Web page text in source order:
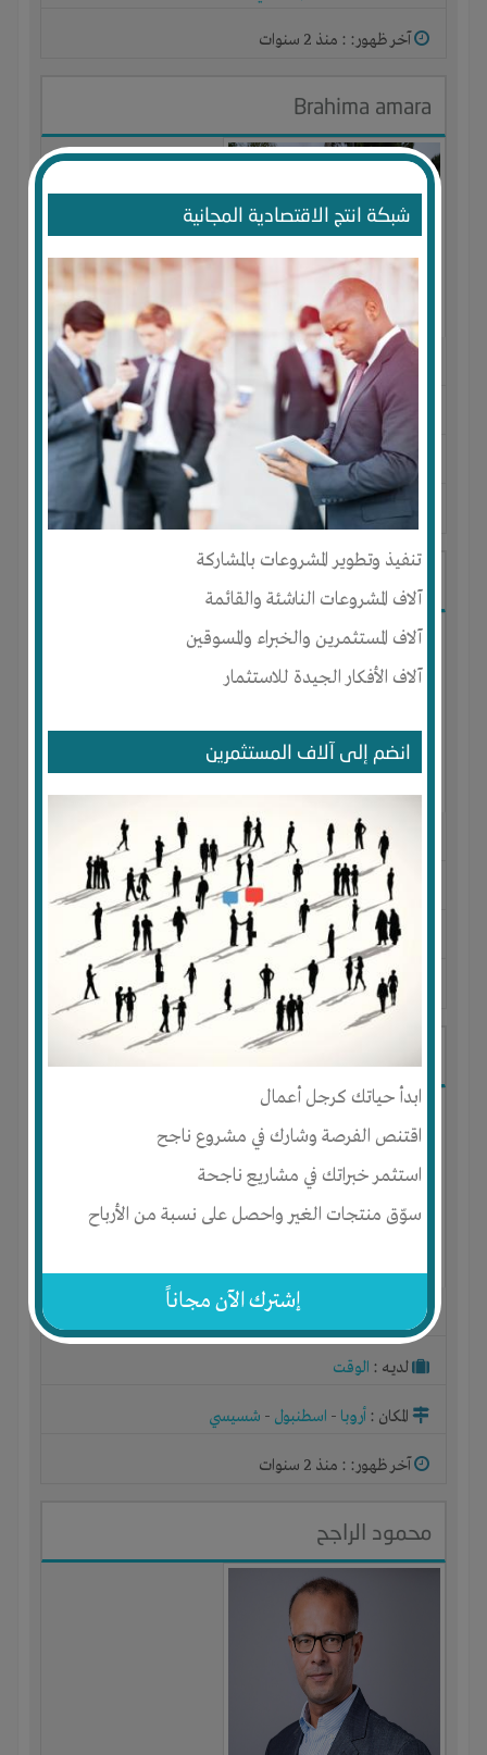
شبكة انتج الاقتصادية المجانية
تنفيذ وتطوير المشروعات بالمشاركة
آلاف المشروعات الناشئة والقائمة
آلاف المستثمرين والخبراء والمسوقين
آلاف الأفكار الجيدة للاستثمار
انضم إلى آلاف المستثمرين
ابدأ حياتك كرجل أعمال
اقتنص الفرصة وشارك في مشروع ناجح
استثمر خبراتك في مشاريع ناجحة
سوّق منتجات الغير واحصل على نسبة من الأرباح
إشترك الآن مجاناً
آخر ظهور: : منذ 2 سنوات
Brahima amara
الجنس : ذكر
لديـه : المال-الخبرات
المكان :الجزائر-الجزائر-
آخر ظهور: : منذ 2 سنوات
الجنس : ذكر
لديـه : الخبرات تسويق
المكان : مصر-القاهرة- التجمع الخامس
آخر ظهور: : منذ 2 سنوات
Mohamed Ebrahim
لديـه : الوقت
المكان : أروبا - اسطنبول - شسيسي
آخر ظهور: : منذ 2 سنوات
محمود الراجح